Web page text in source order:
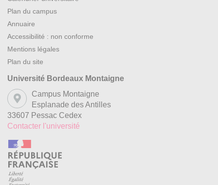
Plan du campus
Annuaire
Accessibilité : non conforme
Mentions légales
Plan du site
Université Bordeaux Montaigne
Campus Montaigne
Esplanade des Antilles
33607 Pessac Cedex
Contacter l'université